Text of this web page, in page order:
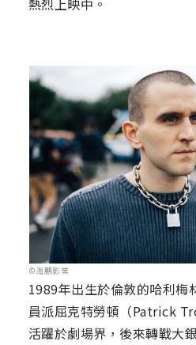
熱烈上映中。
©海鵬影業
1989年出生於倫敦的哈利梅
員派屈克特勞頓（Patrick
活躍於劇場界，後來轉戰大